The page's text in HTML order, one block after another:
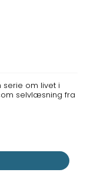
om livet i
selvlæsning fra